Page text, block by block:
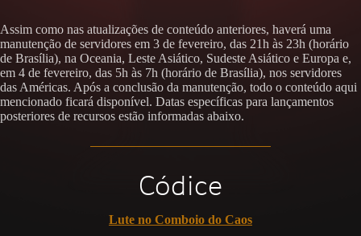
Assim como nas atualizações de conteúdo anteriores, haverá uma
manutenção de servidores em 3 de fevereiro, das 21h às 23h (horário
de Brasília), na Oceania, Leste Asiático, Sudeste Asiático e Europa e,
em 4 de fevereiro, das 5h às 7h (horário de Brasília), nos servidores
das Américas. Após a conclusão da manutenção, todo o conteúdo aqui
mencionado ficará disponível. Datas específicas para lançamentos
posteriores de recursos estão informadas abaixo.
Códice
Lute no Comboio do Caos